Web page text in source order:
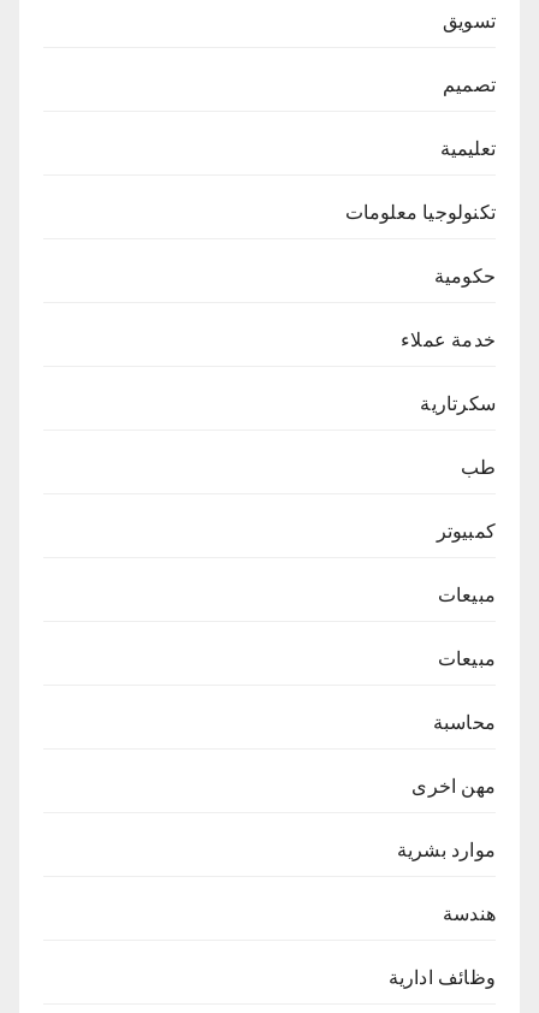
تسويق
تصميم
تعليمية
تكنولوجيا معلومات
حكومية
خدمة عملاء
سكرتارية
طب
كمبيوتر
مبيعات
مبيعات
محاسبة
مهن اخرى
موارد بشرية
هندسة
وظائف ادارية